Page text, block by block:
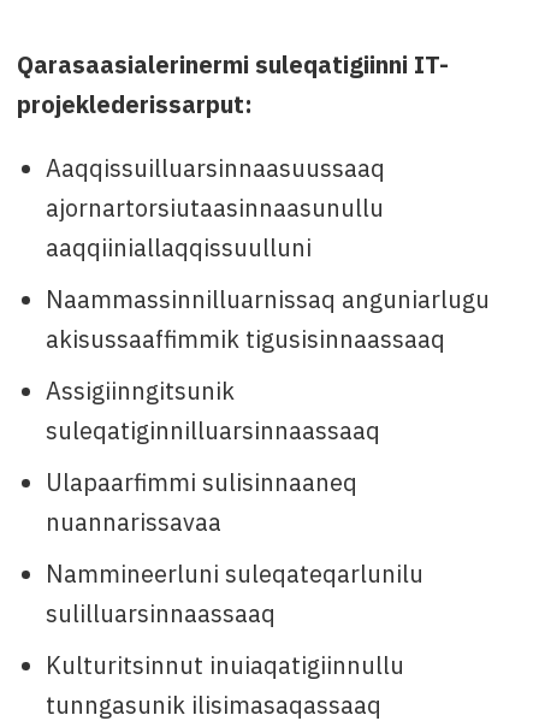
Qarasaasialerinermi suleqatigiinni IT-
projeklederissarput:
Aaqqissuilluarsinnaasuussaaq
ajornartorsiutaasinnaasunullu
aaqqiiniallaqqissuulluni
Naammassinnilluarnissaq anguniarlugu
akisussaaffimmik tigusisinnaassaaq
Assigiinngitsunik
suleqatiginnilluarsinnaassaaq
Ulapaarfimmi sulisinnaaneq
nuannarissavaa
Nammineerluni suleqateqarlunilu
sulilluarsinnaassaaq
Kulturitsinnut inuiaqatigiinnullu
tunngasunik ilisimasaqassaaq